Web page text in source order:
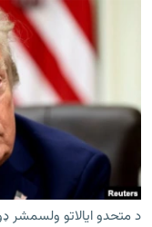
د متحدو ایالاتو ولسمشر